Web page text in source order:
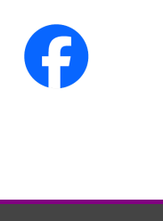
第16回人形供養祭
第15回人形供養祭
第12回人形供養